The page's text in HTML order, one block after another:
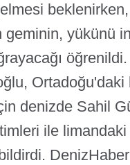
geminin, yükünü
denizde Sahil
ile